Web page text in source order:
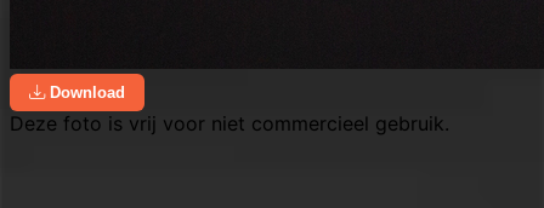
Download
Deze foto is vrij voor niet commercieel gebruik.